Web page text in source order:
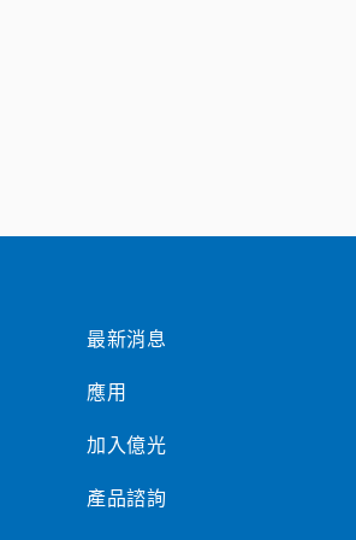
最新消息
應用
加入億光
產品諮詢